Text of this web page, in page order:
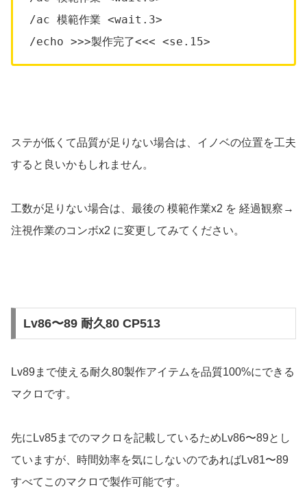
/ac 模範作業 <wait.3>
/echo >>>製作完了<<< <se.15>
ステが低くて品質が足りない場合は、イノベの位置を工夫
すると良いかもしれません。
工数が足りない場合は、最後の 模範作業x2 を 経過観察→
注視作業のコンボx2 に変更してみてください。
Lv86〜89 耐久80 CP513
Lv89まで使える耐久80製作アイテムを品質100%にできる
マクロです。
先にLv85までのマクロを記載しているためLv86〜89とし
ていますが、時間効率を気にしないのであればLv81〜89
すべてこのマクロで製作可能です。